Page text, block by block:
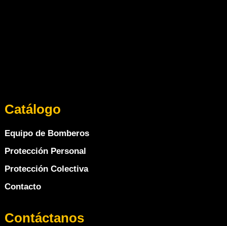
Catálogo
Equipo de Bomberos
Protección Personal
Protección Colectiva
Contacto
Contáctanos